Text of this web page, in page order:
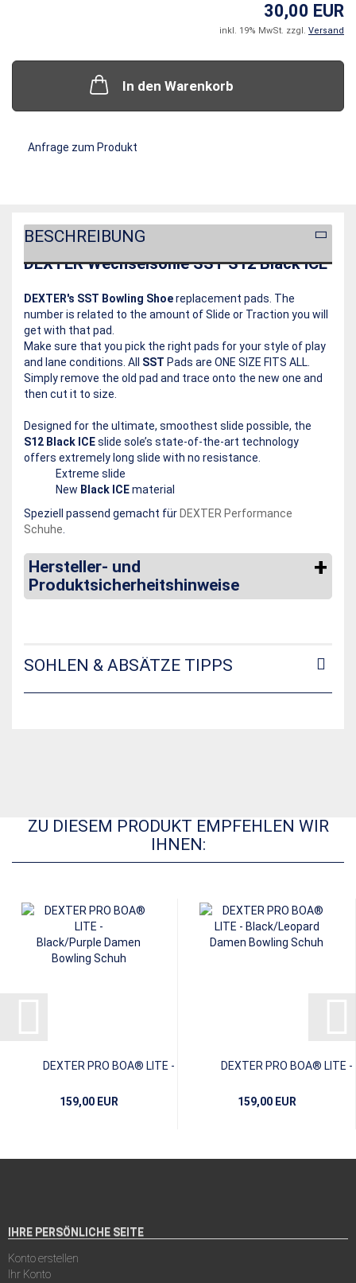
30,00 EUR
inkl. 19% MwSt. zzgl. Versand
In den Warenkorb
Anfrage zum Produkt
BESCHREIBUNG
DEXTER Wechselsohle SST S12 Black ICE
DEXTER's SST Bowling Shoereplacement pads. The
number is related to the amount of Slide or Traction you will
get with that pad.
Make sure that you pick the right pads for your style of play
and lane conditions. All SST Pads are ONE SIZE FITS ALL.
Simply remove the old pad and trace onto the new one and
then cut it to size.
Designed for the ultimate, smoothest slide possible, the
S12 Black ICEslide sole’s state-of-the-art technology
offers extremely long slide with no resistance.
Extreme slide
New Black ICEmaterial
Speziell passend gemacht für DEXTER Performance
Schuhe.
Hersteller- und
Produktsicherheitshinweise
SOHLEN & ABSÄTZE TIPPS
ZU DIESEM PRODUKT EMPFEHLEN WIR
IHNEN:
DEXTER PRO BOA® LITE -
159,00 EUR
DEXTER PRO BOA® LITE -
159,00 EUR
IHRE PERSÖNLICHE SEITE
Konto erstellen
Ihr Konto